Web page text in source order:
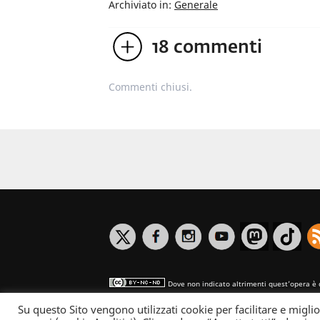
Archiviato in: Generale
18 commenti
Commenti chiusi.
Dove non indicato altrimenti quest’opera
Informativa sulla privacy
Su questo Sito vengono utilizzati cookie per facilitare e